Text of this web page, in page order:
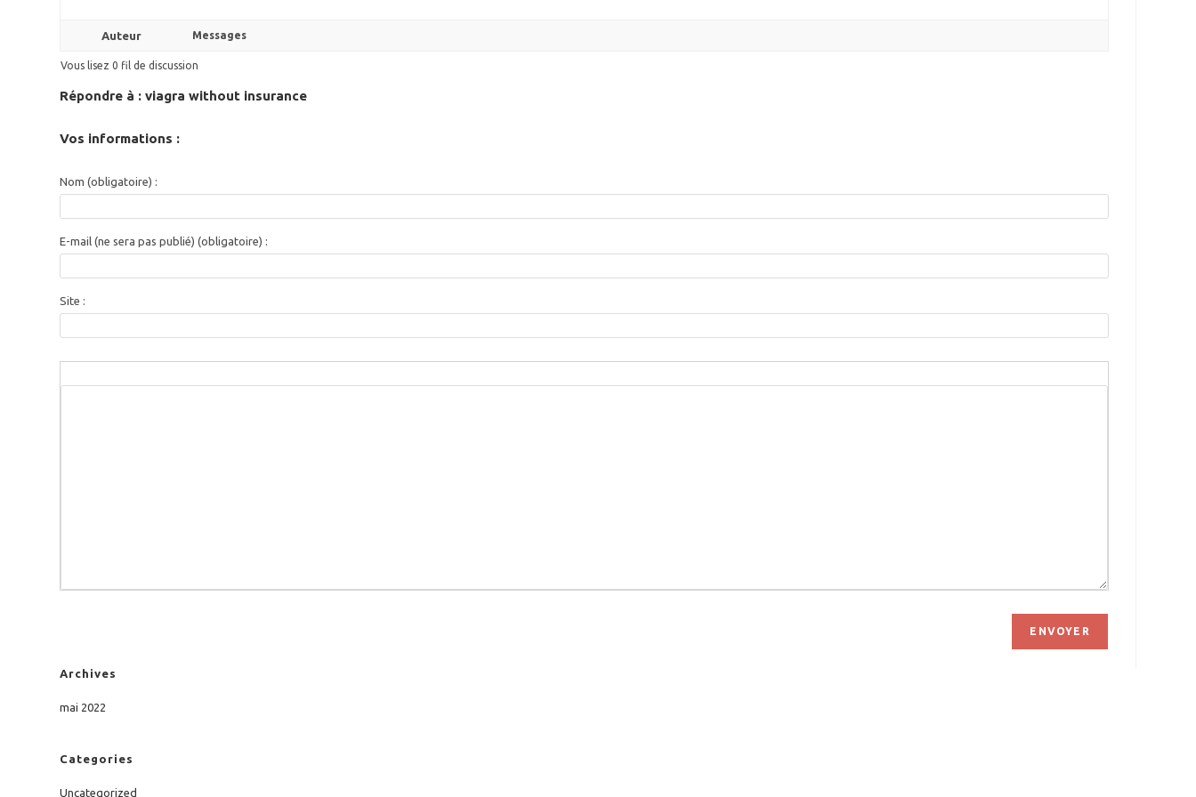
Auteur Messages
Vous lisez 0 fil de discussion
Répondre à : viagra without insurance
Vos informations :
Nom (obligatoire) :
E-mail (ne sera pas publié) (obligatoire) :
Site :
ENVOYER
Archives
mai 2022
Categories
Uncategorized